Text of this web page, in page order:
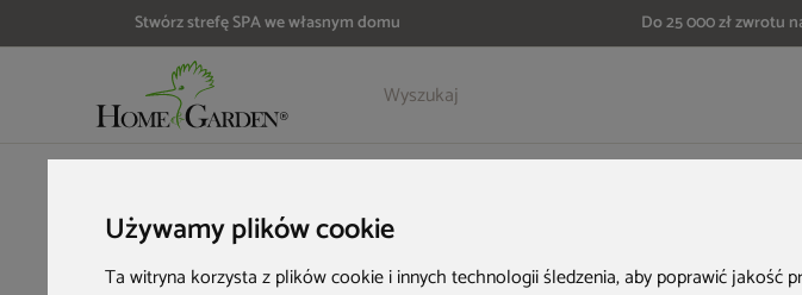
Używamy plików cookie
Ta witryna korzysta z plików cookie i innych technologii śledzenia, aby poprawić jakość
Stwórz strefę SPA we własnym domu Do 25 000 zł zwrotu
Szczegóły Opinie Akcesoria